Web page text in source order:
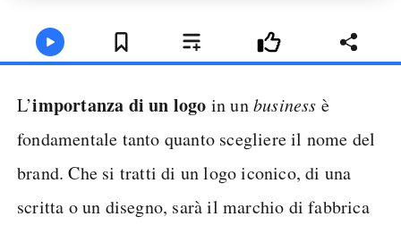
L’importanza di un logo in unbusiness è
fondamentale tanto quanto scegliere il nome del
brand. Che si tratti di un logo iconico, di una
scritta o un disegno, sarà il marchio di fabbrica